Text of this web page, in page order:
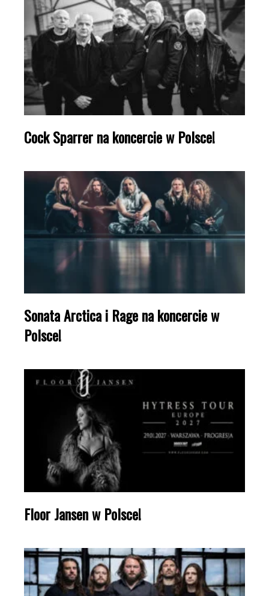
Cock Sparrer na koncercie w Polsce!
Sonata Arctica i Rage na koncercie w
Polsce!
Floor Jansen w Polsce!